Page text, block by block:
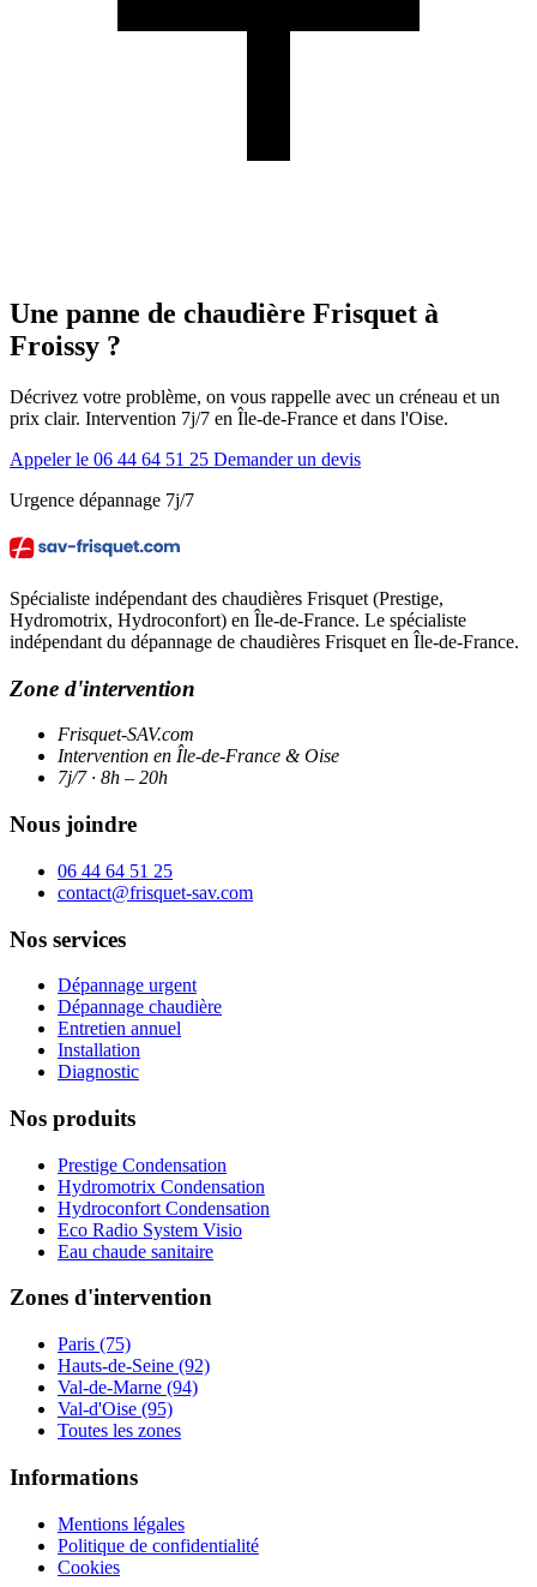
Une panne de chaudière Frisquet à
Froissy ?
Décrivez votre problème, on vous rappelle avec un créneau et un
prix clair. Intervention 7j/7 en Île-de-France et dans l'Oise.
Appeler le 06 44 64 51 25 Demander un devis
Urgence dépannage 7j/7
Spécialiste indépendant des chaudières Frisquet (Prestige,
Hydromotrix, Hydroconfort) en Île-de-France. Le spécialiste
indépendant du dépannage de chaudières Frisquet en Île-de-France.
Zone d'intervention
Frisquet-SAV.com
Intervention en Île-de-France & Oise
7j/7 · 8h – 20h
Nous joindre
06 44 64 51 25
contact@frisquet-sav.com
Nos services
Dépannage urgent
Dépannage chaudière
Entretien annuel
Installation
Diagnostic
Nos produits
Prestige Condensation
Hydromotrix Condensation
Hydroconfort Condensation
Eco Radio System Visio
Eau chaude sanitaire
Zones d'intervention
Paris (75)
Hauts-de-Seine (92)
Val-de-Marne (94)
Val-d'Oise (95)
Toutes les zones
Informations
Mentions légales
Politique de confidentialité
Cookies